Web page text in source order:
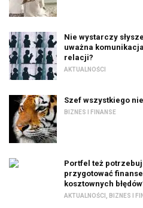
Nie wystarczy
uważna
relacji?
AKTUALNOŚCI
Szef wszystkiego
BIZNES I FINANSE
Portfel też
przygotować
kosztownych
AKTUALNOŚCI BIZNES I